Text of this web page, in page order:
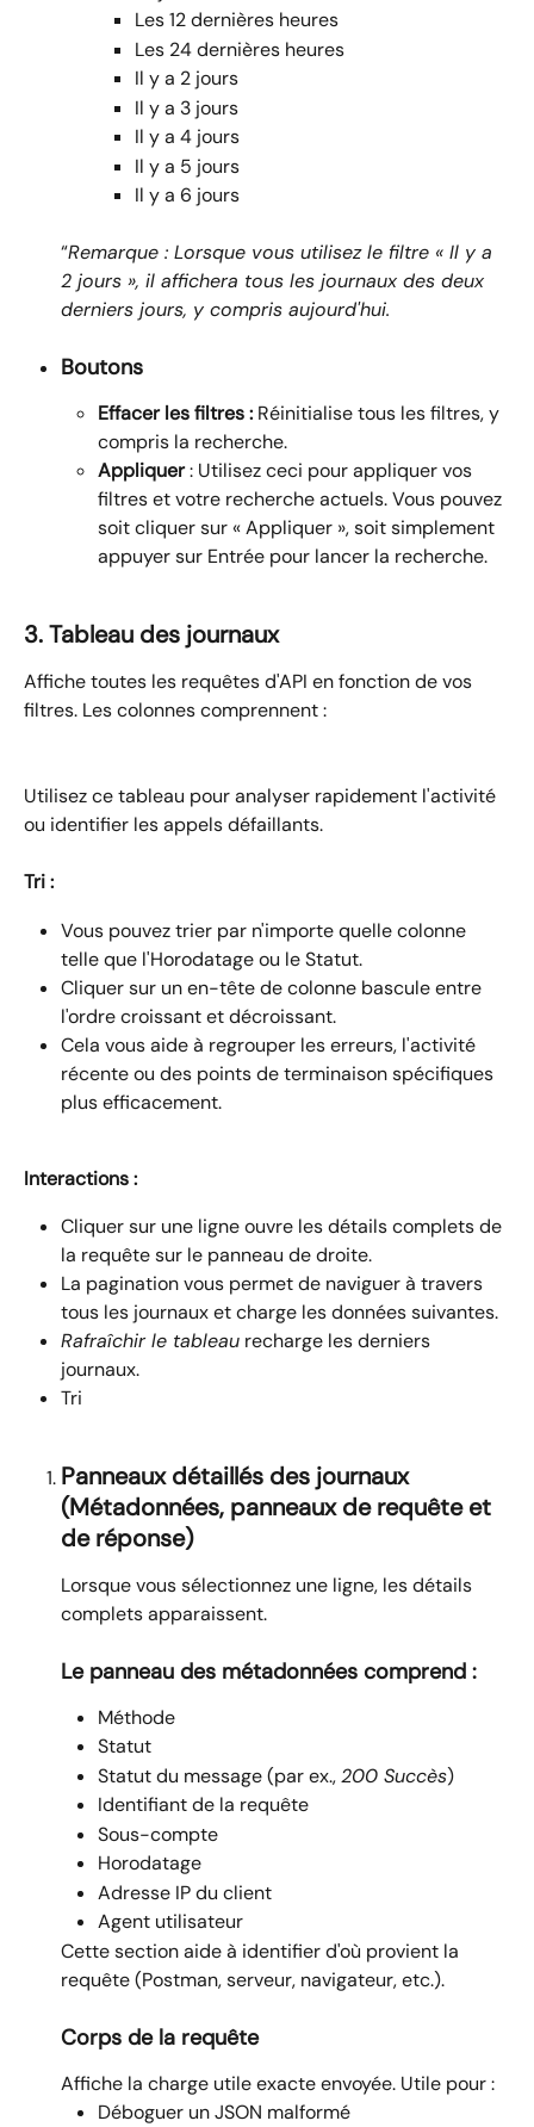
Les 12 dernières heures
Les 24 dernières heures
Il y a 2 jours
Il y a 3 jours
Il y a 4 jours
Il y a 5 jours
Il y a 6 jours
“Remarque : Lorsque vous utilisez le filtre « Il y a
2 jours », il affichera tous les journaux des deux
derniers jours, y compris aujourd'hui.
Boutons
Effacer les filtres : Réinitialise tous les filtres, y
compris la recherche.
Appliquer : Utilisez ceci pour appliquer vos
filtres et votre recherche actuels. Vous pouvez
soit cliquer sur « Appliquer », soit simplement
appuyer sur Entrée pour lancer la recherche.
3. Tableau des journaux
Affiche toutes les requêtes d'API en fonction de vos
filtres. Les colonnes comprennent :
Utilisez ce tableau pour analyser rapidement l'activité
ou identifier les appels défaillants.
Tri :
Vous pouvez trier par n'importe quelle colonne
telle que l'Horodatage ou le Statut.
Cliquer sur un en-tête de colonne bascule entre
l'ordre croissant et décroissant.
Cela vous aide à regrouper les erreurs, l'activité
récente ou des points de terminaison spécifiques
plus efficacement.
Interactions :
Cliquer sur une ligne ouvre les détails complets de
la requête sur le panneau de droite.
La pagination vous permet de naviguer à travers
tous les journaux et charge les données suivantes.
Rafraîchir le tableau recharge les derniers
journaux.
Tri
Panneaux détaillés des journaux
(Métadonnées, panneaux de requête et
de réponse)
Lorsque vous sélectionnez une ligne, les détails
complets apparaissent.
Le panneau des métadonnées comprend :
Méthode
Statut
Statut du message (par ex., 200 Succès)
Identifiant de la requête
Sous-compte
Horodatage
Adresse IP du client
Agent utilisateur
Cette section aide à identifier d'où provient la
requête (Postman, serveur, navigateur, etc.).
Corps de la requête
Affiche la charge utile exacte envoyée. Utile pour :
Déboguer un JSON malformé